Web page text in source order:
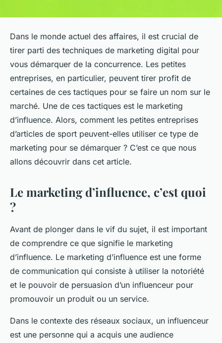
Dans le monde actuel des affaires, il est crucial de
tirer parti des techniques de marketing digital pour
vous démarquer de la concurrence. Les petites
entreprises, en particulier, peuvent tirer profit de
certaines de ces tactiques pour se faire un nom sur le
marché. Une de ces tactiques est le marketing
d’influence. Alors, comment les petites entreprises
d’articles de sport peuvent-elles utiliser ce type de
marketing pour se démarquer ? C’est ce que nous
allons découvrir dans cet article.
Le marketing d’influence, c’est quoi
?
Avant de plonger dans le vif du sujet, il est important
de comprendre ce que signifie le marketing
d’influence. Le marketing d’influence est une forme
de communication qui consiste à utiliser la notoriété
et le pouvoir de persuasion d’un influenceur pour
promouvoir un produit ou un service.
Dans le contexte des réseaux sociaux, un influenceur
est une personne qui a acquis une audience